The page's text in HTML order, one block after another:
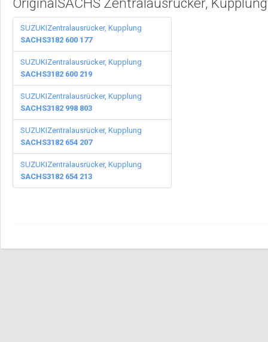
OriginalSACHS Zentralausrücker,
SUZUKIZentralausrücker, Kupplung
SACHS3182 600 177
SUZUKIZentralausrücker, Kupplung
SACHS3182 600 219
SUZUKIZentralausrücker, Kupplung
SACHS3182 998 803
SUZUKIZentralausrücker, Kupplung
SACHS3182 654 207
SUZUKIZentralausrücker, Kupplung
SACHS3182 654 213